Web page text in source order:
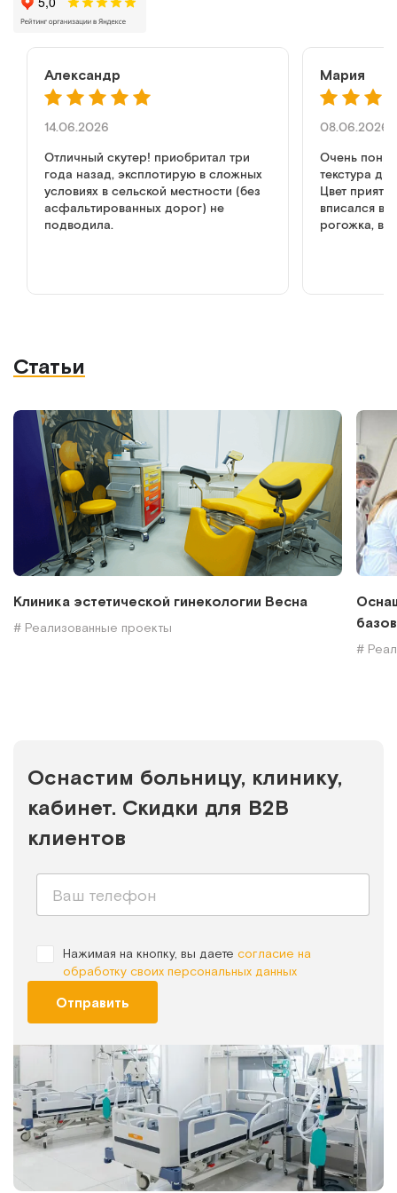
Александр
14.06.2026
Отличный скутер! приобритал три
года назад, эксплотирую в сложных
условиях в сельской местности (без
асфальтированных дорог) не
подводила.
Мария
08.06.2026
Очень
текстура
Цвет
вписался в
рогожка,
медицине.
Статьи
Клиника эстетической гинекологии Весна
# Реализованные проекты
#
Оснастим больницу, клинику,
кабинет. Скидки для B2B
клиентов
Нажимая на кнопку, вы даете согласие на
обработку своих персональных данных
Отправить